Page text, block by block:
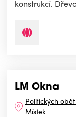
konstrukcí.
LM Okna
Politických
Místek